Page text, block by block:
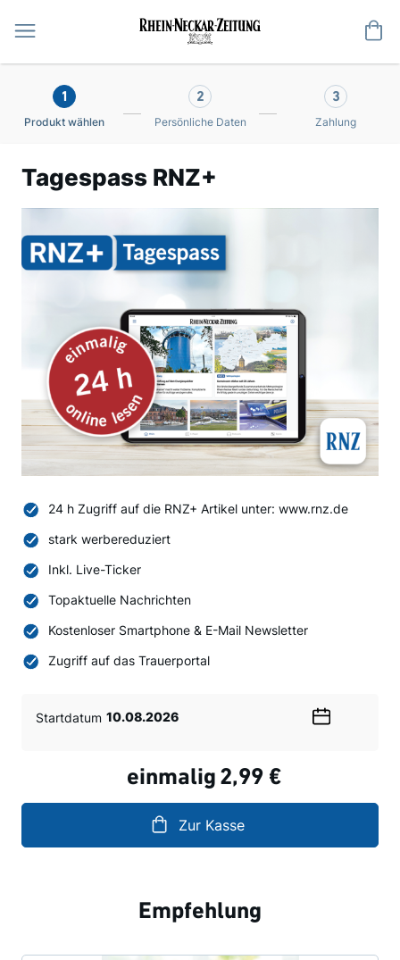
1
Produkt wählen
2
Persönliche Daten
3
Zahlung
Tagespass RNZ+
24 h Zugriff auf die RNZ+ Artikel unter: www.rnz.de
stark werbereduziert
Inkl. Live-Ticker
Topaktuelle Nachrichten
Kostenloser Smartphone & E-Mail Newsletter
Zugriff auf das Trauerportal
Startdatum
einmalig 2,99 €
Zur Kasse
Empfehlung